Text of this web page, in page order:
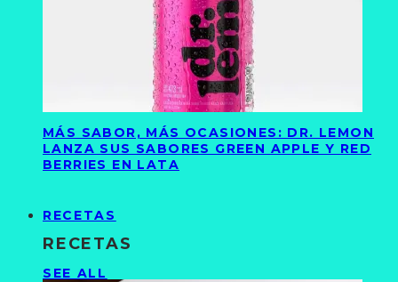
MÁS SABOR, MÁS OCASIONES: DR. LEMON
LANZA SUS SABORES GREEN APPLE Y RED
BERRIES EN LATA
RECETAS
RECETAS
SEE ALL